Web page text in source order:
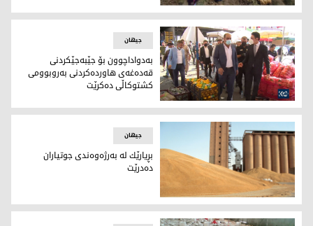
کابینەی نۆیەم گرنگی زۆری بە کەرتی کشتوکاڵ داوە
بەدواداچوون بۆ جێبەجێکردنی قەدە‌غەی هاوردەکردنی
جیهان
بەدواداچوون بۆ جێبەجێکردنی
قەدە‌غەی هاوردەکردنی بەروبوومی
کشتوکاڵی دەکرێت
بڕیارێك لە بەرژەوەندی جوتیاران دەدرێت
جیهان
بڕیارێك لە بەرژەوەندی جوتیاران
دەدرێت